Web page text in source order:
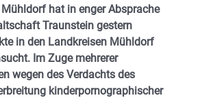
hat in enger Absprache
Traunstein gestern
in den Landkreisen Mühldorf
Im Zuge mehrerer
wegen des Verdachts des
kinderpornographischer